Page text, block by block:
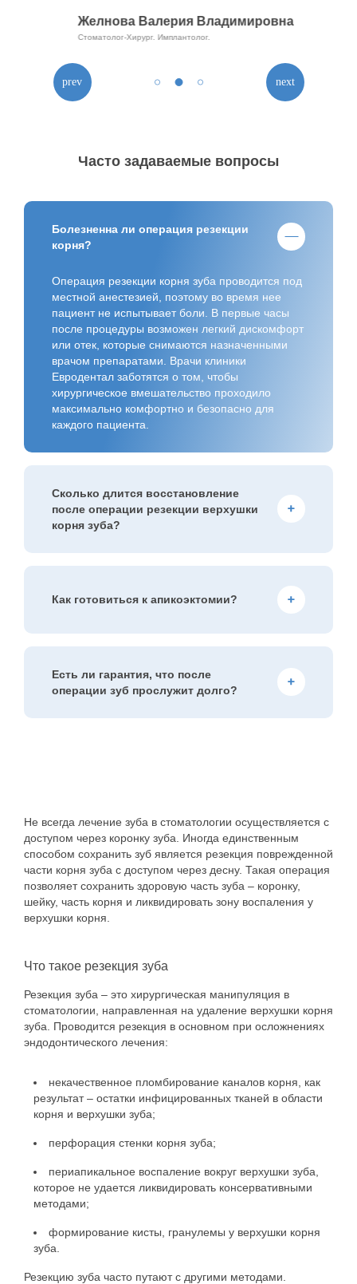
Желнова Валерия Владимировна
Стоматолог-Хирург. Имплантолог.
Часто задаваемые вопросы
Болезненна ли операция резекции
корня?
Операция резекции корня зуба проводится под
местной анестезией, поэтому во время нее
пациент не испытывает боли. В первые часы
после процедуры возможен легкий дискомфорт
или отек, которые снимаются назначенными
врачом препаратами. Врачи клиники
Евродентал заботятся о том, чтобы
хирургическое вмешательство проходило
максимально комфортно и безопасно для
каждого пациента.
Сколько длится восстановление
после операции резекции верхушки
корня зуба?
дней. Раннее заживление длится около 7-10
на осмотрах.
Как готовиться к апикоэктомии?
вмешательства. До апикоэктомии важно
предварительно запломбировать корневые
здоровое питание. В день процедуры
Есть ли гарантия, что после
операции зуб прослужит долго?
перегрузки прооперированного участка и
регулярно проходить контрольные осмотры у
стоматолога.
Не всегда лечение зуба в стоматологии осуществляется с
доступом через коронку зуба. Иногда единственным
способом сохранить зуб является резекция поврежденной
части корня зуба с доступом через десну. Такая операция
позволяет сохранить здоровую часть зуба – коронку,
шейку, часть корня и ликвидировать зону воспаления у
верхушки корня.
Что такое резекция зуба
Резекция зуба – это хирургическая манипуляция в
стоматологии, направленная на удаление верхушки корня
зуба. Проводится резекция в основном при осложнениях
эндодонтического лечения:
некачественное пломбирование каналов корня, как
результат – остатки инфицированных тканей в области
корня и верхушки зуба;
перфорация стенки корня зуба;
периапикальное воспаление вокруг верхушки зуба,
которое не удается ликвидировать консервативными
методами;
формирование кисты, гранулемы у верхушки корня
зуба.
Резекцию зуба часто путают с другими методами.